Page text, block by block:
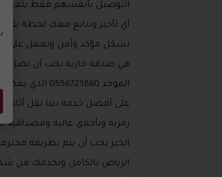
التوصيل بأنفسهم فقط بلغنا
أي تأخير ونتابع معك لحظة
بشكل مؤكد وآمن ونعمل على
هي صدقة جارية يجب أن تصل
الموحد
على أفضل خدمة دينا نقل أثاث
رمزية وبأخلاق عالية
الخير يجب أن يتم بطريقة
الرياض بالكامل ونخدمك من